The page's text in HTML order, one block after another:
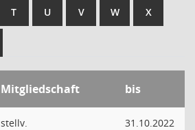
T U V W X
Mitgliedschaft bis
stellv.
31.10.2022